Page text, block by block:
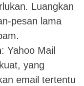
Luangkan
pesan lama
: Yahoo Mail
yang
email tertentu